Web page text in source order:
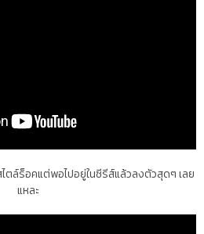
ตล์ร็อคแต่พอไปอยู่ในซีรีส์แล้วลงตัวสุดๆ เลย
แหละ